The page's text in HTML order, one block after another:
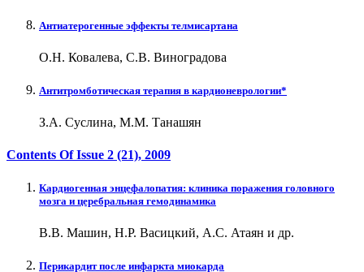
Антиатерогенные эффекты телмисартана
О.Н. Ковалева, С.В. Виноградова
Антитромботическая терапия в кардионеврологии*
З.А. Суслина, М.М. Танашян
Contents Of Issue 2 (21), 2009
Кардиогенная энцефалопатия: клиника поражения головного
мозга и церебральная гемодинамика
В.В. Машин, Н.Р. Васицкий, А.С. Атаян и др.
Перикардит после инфаркта миокарда